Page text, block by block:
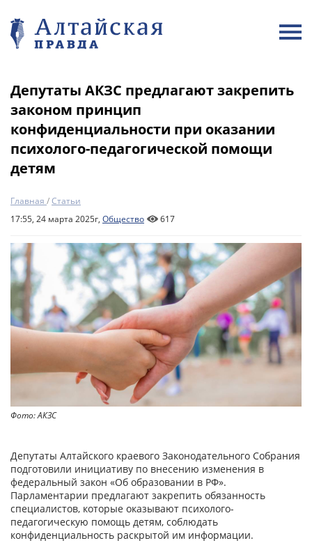
Депутаты АКЗС предлагают закрепить
законом принцип
конфиденциальности при оказании
психолого-педагогической помощи
детям
Главная /Статьи
17:55, 24 марта 2025г, Общество 617
Фото: АКЗС
Депутаты Алтайского краевого Законодательного Собрания
подготовили инициативу по внесению изменения в
федеральный закон «Об образовании в РФ».
Парламентарии предлагают закрепить обязанность
специалистов, которые оказывают психолого-
педагогическую помощь детям, соблюдать
конфиденциальность раскрытой им информации.